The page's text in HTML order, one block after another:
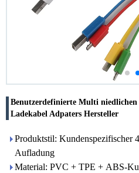
Benutzerdefinierte Multi niedlichen
Ladekabel Adpaters Hersteller
Produktstil: Kundenspezifischer
Aufladung
Material: PVC + TPE + ABS-